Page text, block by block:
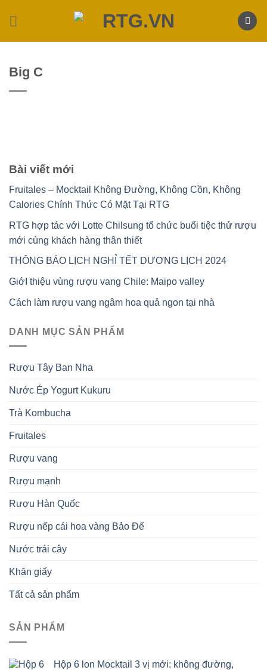
Big C
Bài viết mới
Fruitales – Mocktail Không Đường, Không Cồn, Không
Calories Chính Thức Có Mặt Tại RTG
RTG hợp tác với Lotte Chilsung tổ chức buổi tiệc thử rượu
mới cùng khách hàng thân thiết
THÔNG BÁO LỊCH NGHỈ TẾT DƯƠNG LỊCH 2024
GiớI thiệu vùng rượu vang Chile: Maipo valley
Cách làm rượu vang ngâm hoa quả ngon tại nhà
DANH MỤC SẢN PHẨM
Rượu Tây Ban Nha
Nước Ép Yogurt Kukuru
Trà Kombucha
Fruitales
Rượu vang
Rượu mạnh
Rượu Hàn Quốc
Rượu nếp cái hoa vàng Bảo Đế
Nước trái cây
Khăn giấy
Tất cả sản phẩm
SẢN PHẨM
Hộp 6 lon Mocktail 3 vị mới: không đường,